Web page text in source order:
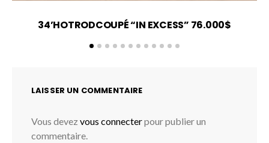
34’HOTRODCOUPÉ “IN EXCESS” 76.000$
LAISSER UN COMMENTAIRE
Vous devez vous connecterpour publier un
commentaire.